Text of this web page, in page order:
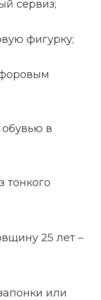
сервиз;
фигурку;
обувью в
тонкого
25 лет –
или